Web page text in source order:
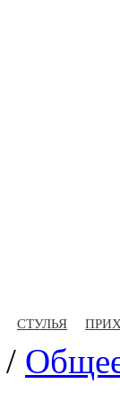
СТУЛЬЯ
/